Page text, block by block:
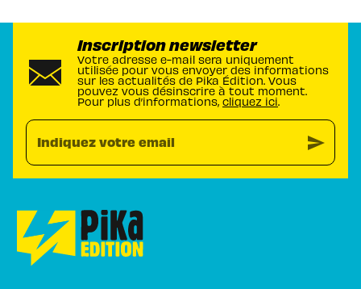
Inscription newsletter
Votre adresse e-mail sera uniquement
utilisée pour vous envoyer des informations
sur les actualités de Pika Édition. Vous
pouvez vous désinscrire à tout moment.
Pour plus d’informations, cliquez ici.
Indiquez votre email send